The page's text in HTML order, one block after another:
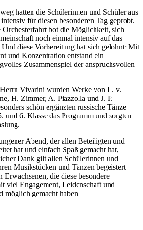
hatten die Schülerinnen und Schüler aus
für diesen besonderen Tag geprobt.
Orchesterfahrt bot die Möglichkeit, sich
noch einmal intensiv auf das
diese Vorbereitung hat sich gelohnt: Mit
und Konzentration entstand ein
Zusammenspiel der anspruchsvollen
Vivarini wurden Werke von L. v.
H. Zimmer, A. Piazzolla und J. P.
schön ergänzten russische Tänze
und 6. Klasse das Programm und sorgten
Abend, der allen Beteiligten und
hat und einfach Spaß gemacht hat,
Dank gilt allen Schülerinnen und
Musikstücken und Tänzen begeistert
Erwachsenen, die diese besondere
viel Engagement, Leidenschaft und
möglich gemacht haben.